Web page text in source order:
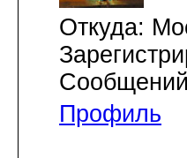
Откуда:
Профиль